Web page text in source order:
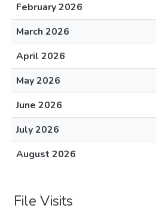
February 2026
March 2026
April 2026
May 2026
June 2026
July 2026
August 2026
File Visits